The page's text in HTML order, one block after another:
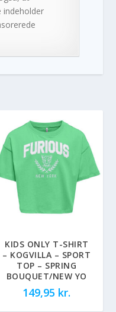
indeholder
KIDS ONLY T-SHIRT
– KOGVILLA – SPORT
TOP – SPRING
BOUQUET/NEW YO
149,95 kr.